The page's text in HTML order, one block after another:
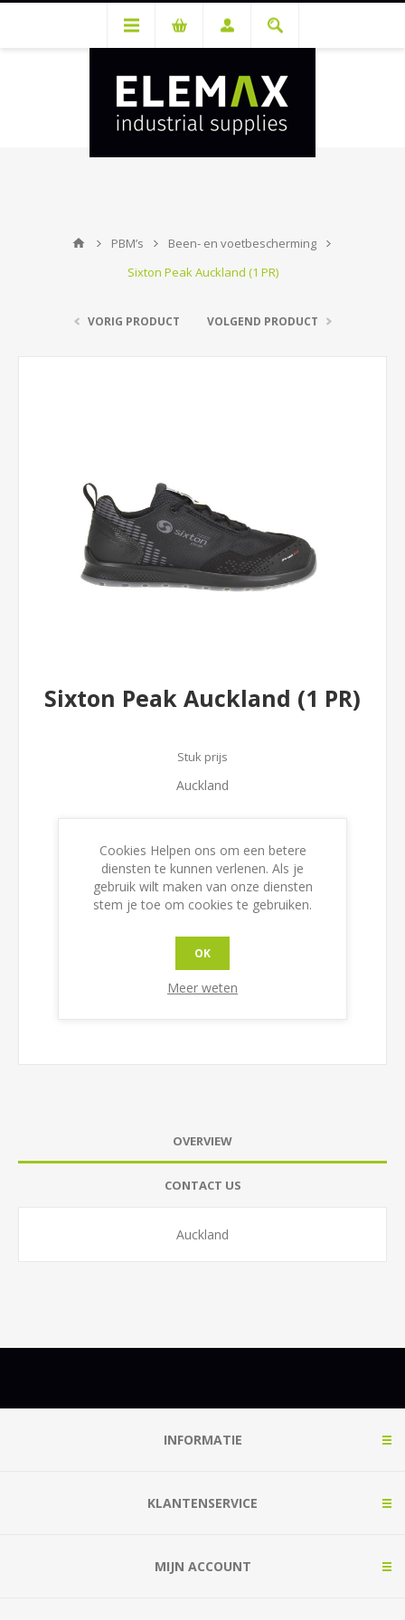
Je hebt een account nodig om prijzen te bekijken en bestellingen te
PBM’s
Been- en voetbescherming
Sixton Peak Auckland (1 PR)
VORIG PRODUCT VOLGEND PRODUCT
Sixton Peak Auckland (1 PR)
Stuk prijs
Auckland
EAN: 8055515730456
Maat
OVERVIEW
CONTACT US
Auckland
INFORMATIE
KLANTENSERVICE
MIJN ACCOUNT
Cookies Helpen ons om een betere
diensten te kunnen verlenen. Als je
gebruik wilt maken van onze diensten
stem je toe om cookies te gebruiken.
OK
Meer weten